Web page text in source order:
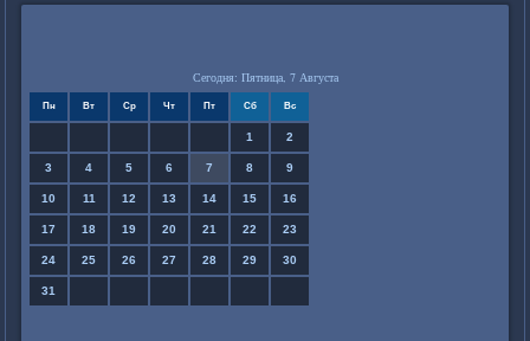
Сегодня: Пятница, 7 Августа
Пн Вт Ср Чт Пт Сб Вс
1 2
3 4 5 6 7 8 9
10 11 12 13 14 15 16
17 18 19 20 21 22 23
24 25 26 27 28 29 30
31